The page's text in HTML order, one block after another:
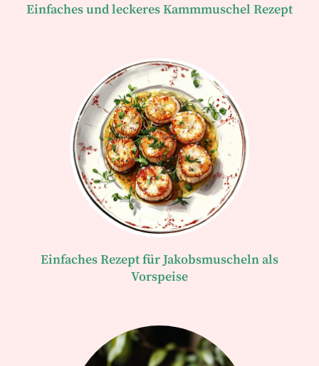
Einfaches und leckeres Kammmuschel Rezept
Einfaches Rezept für Jakobsmuscheln als
Vorspeise